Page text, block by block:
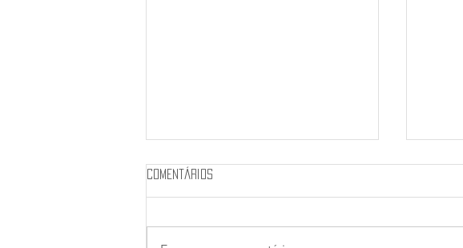
Comentários